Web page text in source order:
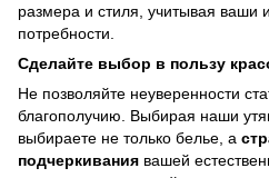
размера и стиля, учитывая ваши
потребности.
Сделайте выбор в пользу
Не позволяйте неуверенности
благополучию. Выбирая наши
выбираете не только белье, а
подчеркивания вашей